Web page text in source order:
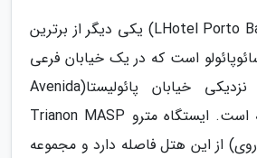
ال هتل پورتو بای(LHotel Porto Bay) یکی دیگر از برترین
سائوپائولو است که در یک خیابان فرعی
امن و خلوت در نزدیکی خیابان پائولیستا(Avenida
Paulista) قرار گرفته است. ایستگاه مترو Trianon MASP
از این هتل فاصله دارد و مجموعه